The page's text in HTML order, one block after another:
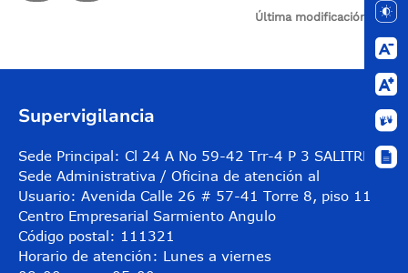
Última modificación: N/A
Supervigilancia
Sede Principal: Cl 24 A No 59-42 Trr-4 P 3 SALITRE
Sede Administrativa / Oficina de atención al
Usuario: Avenida Calle 26 # 57-41 Torre 8, piso 11
Centro Empresarial Sarmiento Angulo
Código postal: 111321
Horario de atención: Lunes a viernes